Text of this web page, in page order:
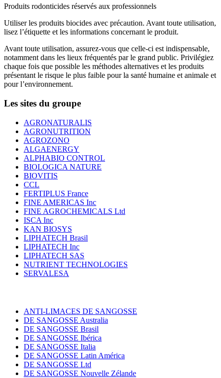
Produits rodonticides réservés aux professionnels
Utiliser les produits biocides avec précaution. Avant toute utilisation,
lisez l’étiquette et les informations concernant le produit.
Avant toute utilisation, assurez-vous que celle-ci est indispensable,
notamment dans les lieux fréquentés par le grand public. Privilégiez
chaque fois que possible les méthodes alternatives et les produits
présentant le risque le plus faible pour la santé humaine et animale et
pour l’environnement.
Les sites du groupe
AGRONATURALIS
AGRONUTRITION
AGROZONO
ALGAENERGY
ALPHABIO CONTROL
BIOLOGICA NATURE
BIOVITIS
CCL
FERTIPLUS France
FINE AMERICAS Inc
FINE AGROCHEMICALS Ltd
ISCA Inc
KAN BIOSYS
LIPHATECH Brasil
LIPHATECH Inc
LIPHATECH SAS
NUTRIENT TECHNOLOGIES
SERVALESA
ANTI-LIMACES DE SANGOSSE
DE SANGOSSE Australia
DE SANGOSSE Brasil
DE SANGOSSE Ibérica
DE SANGOSSE Italia
DE SANGOSSE Latin América
DE SANGOSSE Ltd
DE SANGOSSE Nouvelle Zélande